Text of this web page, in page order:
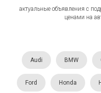
актуальные объявления с
ценами на
Audi BMW
Ford Honda